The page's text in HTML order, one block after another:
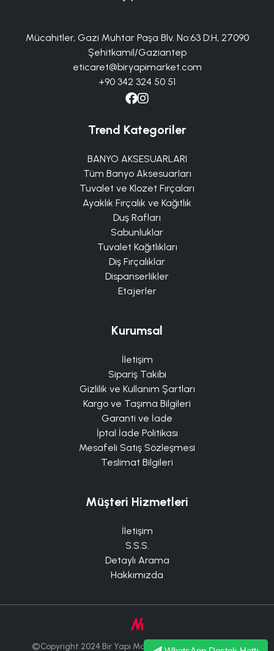
Mücahitler, Gazi Muhtar Paşa Blv. No:63 D:H, 27090
Şehitkamil/Gaziantep
eticaret@biryapimarket.com
+90 342 324 50 51
Trend Kategoriler
BANYO AKSESUARLARI
Tüm Banyo Aksesuarları
Tuvalet ve Klozet Fırçaları
Ayaklık Fırçalık ve Kağıtlık
Duş Rafları
Sabunluklar
Tuvalet Kağıtlıkları
Diş Fırçalıklar
Dispanserlikler
Etajerler
Kurumsal
İletişim
Sipariş Takibi
Gizlilik ve Kullanım Şartları
Kargo ve Taşıma Bilgileri
Garanti ve İade
İptal İade Politikası
Mesafeli Satış Sözleşmesi
Teslimat Bilgileri
Müşteri Hizmetleri
İletişim
S.S.S.
Detaylı Arama
Hakkımızda
©Copyright 2024 Bir Yapı Market Tüm Hakları Saklıdır.